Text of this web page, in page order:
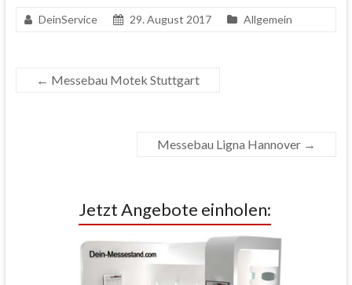
DeinService 29. August 2017 Allgemein
← Messebau Motek Stuttgart
Messebau Ligna Hannover →
Jetzt Angebote einholen: